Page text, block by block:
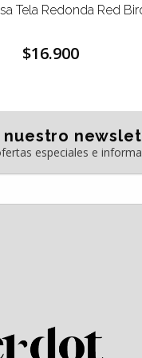
Tela Redonda Red
$16.900
nuestro
especiales e